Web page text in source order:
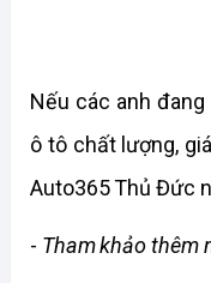
Nếu các anh
ô tô chất lượng,
Auto365 Thủ Đức
- Tham khảo thêm